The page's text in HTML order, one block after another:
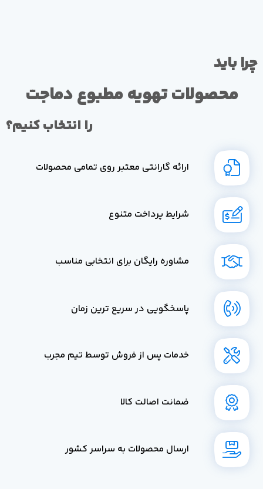
چرا باید
محصولات تهویه مطبوع دماجت
را انتخاب کنیم؟
ارائه گارانتی معتبر روی تمامی محصولات
شرایط پرداخت متنوع
مشاوره رایگان برای انتخابی مناسب
پاسخگویی در سریع ترین زمان
خدمات پس از فروش توسط تیم مجرب
ضمانت اصالت کالا
ارسال محصولات به سراسر کشور